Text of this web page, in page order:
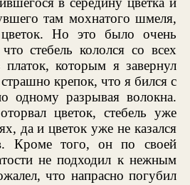
там мохнатого шмеля,
цветок. Но это было очень
стебель кололся со всех
платок, которым я завернул
крепок, что я бился с
одному разрывая волокна.
цветок, стебель уже
да и цветок уже не казался
Кроме того, он по своей
не подходил к нежным
что напрасно погубил